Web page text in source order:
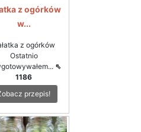
z ogórków
w...
z ogórków
Ostatnio
⇖
1186
przepis!